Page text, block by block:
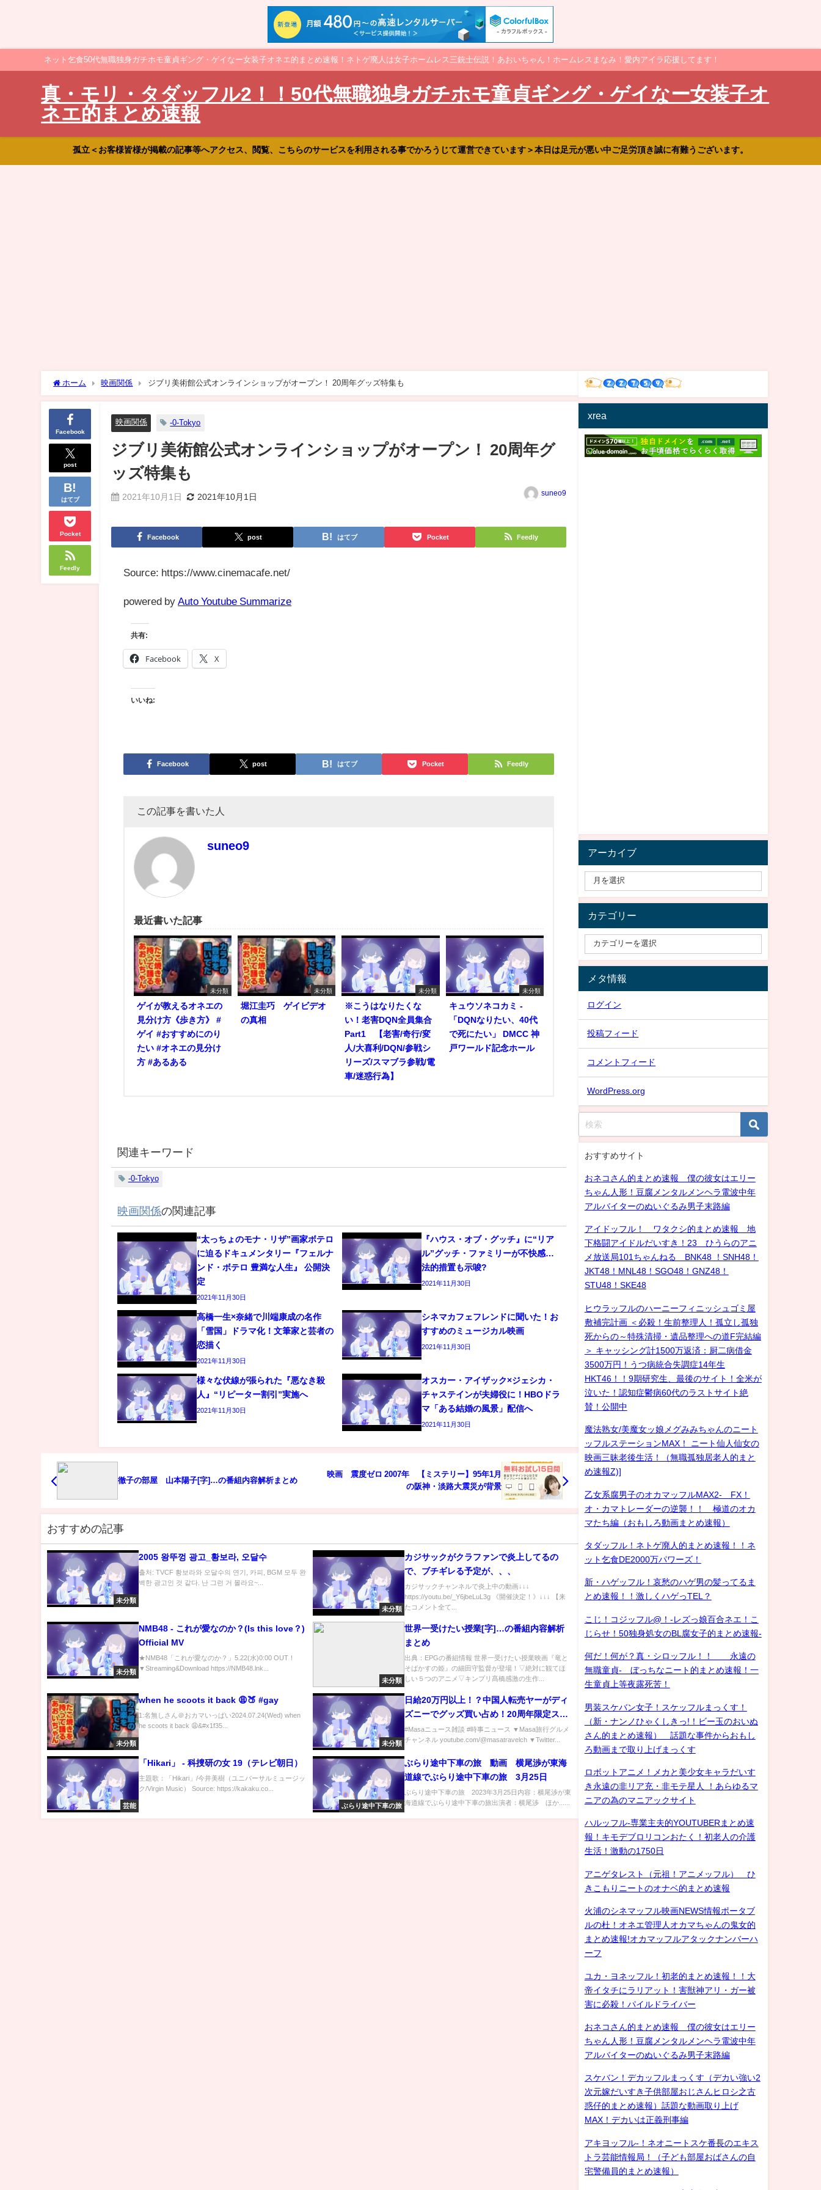
ネット乞食50代無職独身ガチホモ童貞ギング・ゲイなー女装子オネエ的まとめ速報！ネトゲ廃人は女子ホームレス三銃士伝説！あおいちゃん！ホームレスまなみ！愛内アイラ応援してます！
真・モリ・タダッフル2！！50代無職独身ガチホモ童貞ギング・ゲイなー女装子オ
ネエ的まとめ速報
孤立＜お客様皆様が掲載の記事等へアクセス、閲覧、こちらのサービスを利用される事でかろうじて運営できています＞本日は足元が悪い中ご足労頂き誠に有難うございます。
ホーム 映画関係 ジブリ美術館公式オンラインショップがオープン！ 20周年グッズ特集も
Facebook
post
はてブ
Pocket
Feedly
映画関係 -0-Tokyo
ジブリ美術館公式オンラインショップがオープン！ 20周年グ
ッズ特集も
2021年10月1日 2021年10月1日 suneo9
Facebook post はてブ Pocket Feedly
Source: https://www.cinemacafe.net/
powered by Auto Youtube Summarize
共有:
Facebook X
いいね:
Facebook post はてブ Pocket Feedly
この記事を書いた人
suneo9
最近書いた記事
未分類
ゲイが教えるオネエの
見分け方《歩き方》 #
ゲイ #おすすめにのり
たい #オネエの見分け
方 #あるある
未分類
堀江圭巧 ゲイビデオ
の真相
未分類
※こうはなりたくな
い！老害DQN全員集合
Part1 【老害/奇行/変
人/大喜利/DQN/参戦シ
リーズ/スマブラ参戦/電
車/迷惑行為】
未分類
キュウソネコカミ -
「DQNなりたい、40代
で死にたい」 DMCC 神
戸ワールド記念ホール
関連キーワード
-0-Tokyo
映画関係の関連記事
“太っちょのモナ・リザ”画家ボテロ
に迫るドキュメンタリー『フェルナ
ンド・ボテロ 豊満な人生』 公開決
定
2021年11月30日
『ハウス・オブ・グッチ』に“リア
ル”グッチ・ファミリーが不快感…
法的措置も示唆?
2021年11月30日
高橋一生×奈緒で川端康成の名作
「雪国」ドラマ化！文筆家と芸者の
恋描く
2021年11月30日
シネマカフェフレンドに聞いた！お
すすめのミュージカル映画
2021年11月30日
様々な伏線が張られた『悪なき殺
人』“リピーター割引”実施へ
2021年11月30日
オスカー・アイザック×ジェシカ・
チャステインが夫婦役に！HBOドラ
マ「ある結婚の風景」配信へ
2021年11月30日
徹子の部屋 山本陽子[字]…の番組内容解析まとめ
映画 震度ゼロ 2007年 【ミステリー】95年1月
の阪神・淡路大震災が背景
おすすめの記事
未分類
2005 왕뚜껑 광고_황보라, 오달수
출처: TVCF 황보라와 오달수의 연기, 카피, BGM 모두 완
벽한 광고인 것 같다. 난 그런 거 몰라요~...
未分類
カジサックがクラファンで炎上してるの
で、ブチギレる予定が、、、
カジサックチャンネルで炎上中の動画↓↓↓
https://youtu.be/_Y6jbeLuL3g 《開催決定！》↓↓↓ 【来
たコメント全て...
未分類
NMB48 - これが愛なのか？(Is this love？)
Official MV
★NMB48「これが愛なのか？」5.22(水)0:00 OUT！
▼Streaming&Download https://NMB48.lnk...
未分類
世界一受けたい授業[字]…の番組内容解析
まとめ
出典：EPGの番組情報 世界一受けたい授業映画『竜と
そばかすの姫』の細田守監督が登場！▽絶対に観てほ
しい５つのアニメ▽キンプリ髙橋感激の生作...
未分類
when he scoots it back 😩🍑 #gay
1:名無しさん＠おカマいっぱい2024.07.24(Wed) when
he scoots it back 😩&#x1f35...
未分類
日給20万円以上！？中国人転売ヤーがディ
ズニーでグッズ買い占め！20周年限定ステ
ラルー買い占め【Masaニュース雑談】
#Masaニュース雑談 #時事ニュース ▼Masa旅行グルメ
チャンネル youtube.com/@masatravelch ▼Twitter...
芸能
「Hikari」 - 科捜研の女 19（テレビ朝日）
主題歌：「Hikari」/今井美樹（ユニバーサルミュージッ
ク/Virgin Music） Source: https://kakaku.co...
ぶらり途中下車の旅
ぶらり途中下車の旅 動画 横尾渉が東海
道線でぶらり途中下車の旅 3月25日
ぶらり途中下車の旅 2023年3月25日内容：横尾渉が東
海道線でぶらり途中下車の旅出演者：横尾渉 ほか......
xrea
アーカイブ
カテゴリー
メタ情報
ログイン
投稿フィード
コメントフィード
WordPress.org
おすすめサイト
おネコさん的まとめ速報 僕の彼女はエリー
ちゃん人形！豆腐メンタルメンヘラ電波中年
アルバイターのぬいぐるみ男子末路編
アイドッフル！ ワタクシ的まとめ速報 地
下格闘アイドルだいすき！23 ひうらのアニ
メ放送局101ちゃんねる BNK48 ！SNH48！
JKT48！MNL48！SGO48！GNZ48！
STU48！SKE48
ヒウラッフルのハーニーフィニッシュゴミ屋
敷補完計画 ＜必殺！生前整理人！孤立し孤独
死からの～特殊清掃・遺品整理への道F完結編
＞ キャッシング計1500万返済：厨二病借金
3500万円！うつ病統合失調症14年生
HKT46！！9期研究生、最後のサイト！全米が
泣いた！認知症鬱病60代のラストサイト絶
賛！公開中
魔法熟女/美魔女ッ娘メグみみちゃんのニート
ッフルステーションMAX！ ニート仙人仙女の
映画三昧老後生活！（無職孤独居老人的まと
め速報Z)]
乙女系腐男子のオカマッフルMAX2- FX！
オ・カマトレーダーの逆襲！！ 極道のオカ
マたち編（おもしろ動画まとめ速報）
タダッフル！ネトゲ廃人的まとめ速報！！ネ
ット乞食DE2000万パワーズ！
新・ハゲッフル！哀愁のハゲ男の髪ってるま
とめ速報！！激しくハゲっTEL？
こじ！コジッフル@！-レズっ娘百合ネエ！こ
じらせ！50独身処女のBL腐女子的まとめ速報-
何だ！何が？真・シロッフル！！ 永遠の
無職童貞- ぼっちなニート的まとめ速報！一
生童貞上等夜露死苦！
男装スケバン女子！スケッフルまっくす！
（新・ナンノひゃくしきっ!！ビー玉のおいぬ
さん的まとめ速報） 話題な事件からおもし
ろ動画まで取り上げまっくす
ロボットアニメ！メカと美少女キャラだいす
き永遠の非リア充・非モテ星人 ！あらゆるマ
ニアの為のマニアックサイト
ハルッフル-専業主夫的YOUTUBERまとめ速
報！キモデブロリコンおたく！初老人の介護
生活！激動の1750日
アニゲタレスト（元祖！アニメッフル） ひ
きこもりニートのオナベ的まとめ速報
火浦のシネマッフル映画NEWS情報ポータブ
ルの杜！オネエ管理人オカマちゃんの鬼女的
まとめ速報!オカマッフルアタックナンバーハ
ーフ
ユカ・ヨネッフル！初老的まとめ速報！！大
帝イタチにラリアット！害獣神アリ・ガー被
害に必殺！パイルドライバー
おネコさん的まとめ速報 僕の彼女はエリー
ちゃん人形！豆腐メンタルメンヘラ電波中年
アルバイターのぬいぐるみ男子末路編
スケバン！デカッフルまっくす（デカい強い2
次元嫁だいすき子供部屋おじさんヒロシ之古
惑仔的まとめ速報）話題な動画取り上げ
MAX！デカいは正義刑事編
アキヨッフル-！ネオニートスケ番長のエキス
トラ芸能情報局！（子ども部屋おばさんの自
宅警備員的まとめ速報）